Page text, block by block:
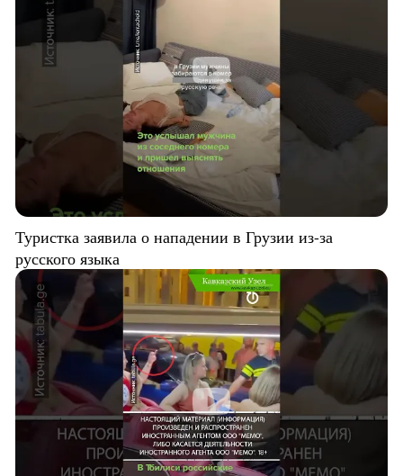
Туристка заявила о нападении в Грузии из-за
русского языка